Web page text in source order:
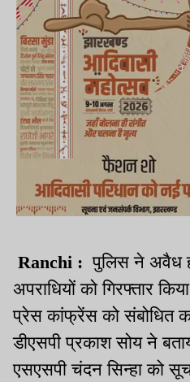
Ranchi : पुलिस ने अवैध
अपराधियों को गिरफ्तार
प्रेस कांफ्रेंस को संबोधित
डीएसपी प्रकाश सोयने
एसएसपी चंदन सिन्हा को